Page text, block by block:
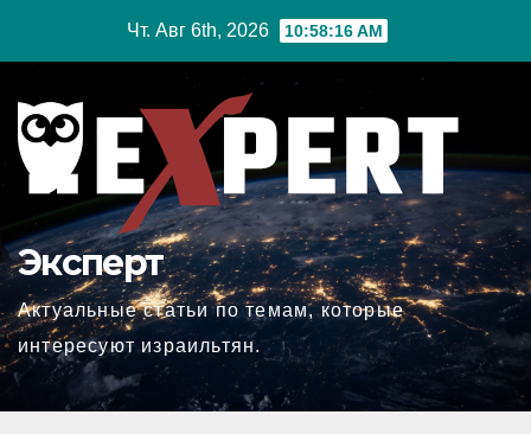
Чт. Авг 6th, 2026 10:58:17 AM
Эксперт
Актуальные статьи по темам, которые
интересуют израильтян.